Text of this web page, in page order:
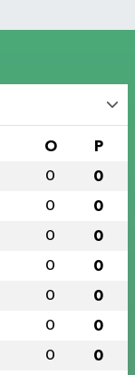
O P
0 0
0 0
0 0
0 0
0 0
0 0
0 0